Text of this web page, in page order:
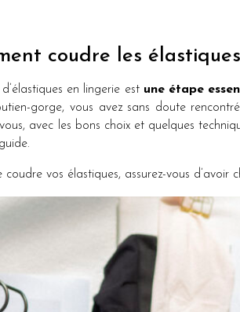
coudre les
en lingerie est une étape
gorge, vous avez sans doute
vous, avec les bons choix et quelques
coudre vos élastiques, assurez-vous d’avoir